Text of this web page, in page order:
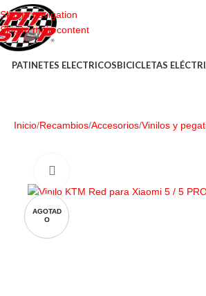
Skip to navigation
Skip to main content
PATINETES ELECTRICOSBICICLETAS
Inicio Recambios Accesorios Vinilos y
AGOTAD
O